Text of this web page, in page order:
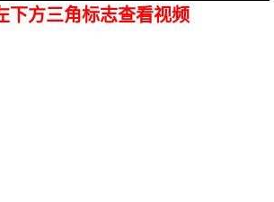
下方三角标志查看视频